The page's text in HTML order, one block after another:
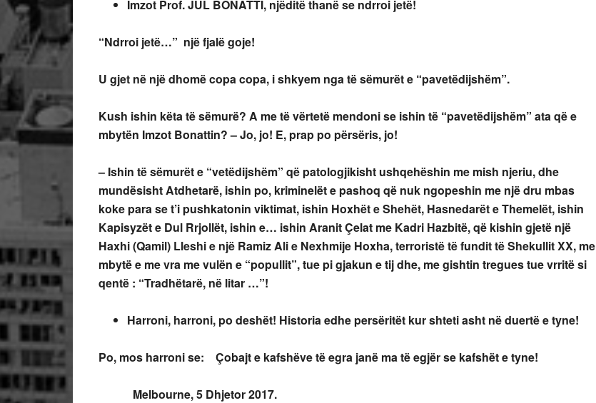
Imzot Prof. JUL BONATTI, njëditë thanë se ndrroi jetë!
“Ndrroi jetë…” një fjalë goje!
U gjet në një dhomë copa copa, i shkyem nga të sëmurët e “pavetëdijshëm”.
Kush ishin këta të sëmurë? A me të vërtetë mendoni se ishin të “pavetëdijshëm” ata që e
mbytën Imzot Bonattin? – Jo, jo! E, prap po përsëris, jo!
– Ishin të sëmurët e “vetëdijshëm” që patologjikisht ushqehëshin me mish njeriu, dhe
mundësisht Atdhetarë, ishin po, kriminelët e pashoq që nuk ngopeshin me një dru mbas
koke para se t’i pushkatonin viktimat, ishin Hoxhët e Shehët, Hasnedarët e Themelët, ishin
Kapisyzët e Dul Rrjollët, ishin e… ishin Aranit Çelat me Kadri Hazbitë, që kishin gjetë një
Haxhi (Qamil) Lleshi e një Ramiz Ali e Nexhmije Hoxha, terroristë të fundit të Shekullit XX, me
mbytë e me vra me vulën e “popullit”, tue pi gjakun e tij dhe, me gishtin tregues tue vrritë si
qentë : “Tradhëtarë, në litar …”!
Harroni, harroni, po deshët! Historia edhe persëritët kur shteti asht në duertë e tyne!
Po, mos harroni se: Çobajt e kafshëve të egra janë ma të egjër se kafshët e tyne!
Melbourne, 5 Dhjetor 2017.